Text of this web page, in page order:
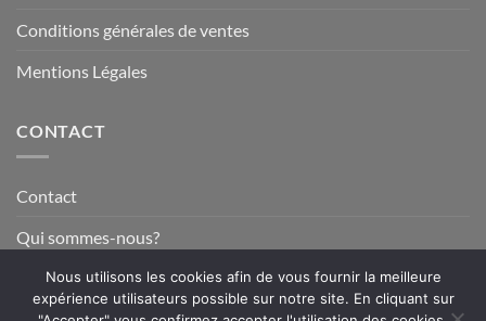
Conditions générales de ventes
Mentions Légales
CONTACT
Contact
Qui sommes-nous?
Nous utilisons les cookies afin de vous fournir la meilleure
expérience utilisateurs possible sur notre site. En cliquant sur